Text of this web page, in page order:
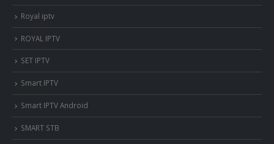
Royal iptv
ROYAL IPTV
SET IPTV
Smart IPTV
Smart IPTV Android
SMART STB